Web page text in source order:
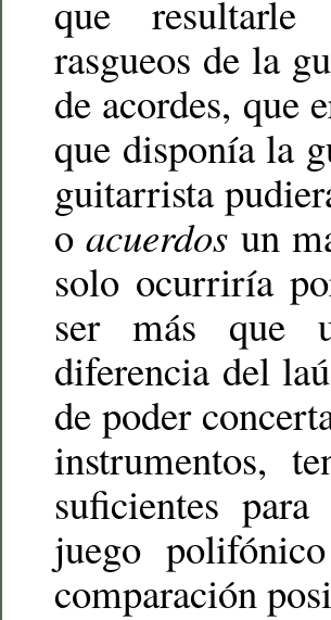
que
rasgueos de la
de acordes, que
que disponía la
guitarrista
oacuerdos un
solo ocurriría
ser más que
diferencia del
de poder
instrumentos,
suficientes
juego
comparación